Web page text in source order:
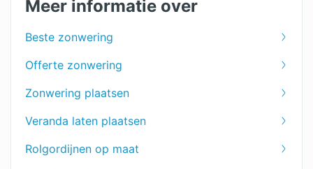
Meer informatie over
Beste zonwering
Offerte zonwering
Zonwering plaatsen
Veranda laten plaatsen
Rolgordijnen op maat